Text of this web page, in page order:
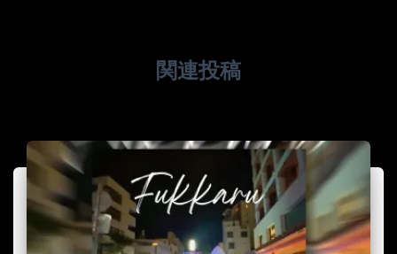
関連投稿